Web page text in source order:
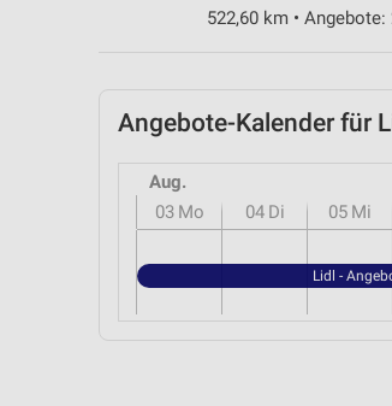
522,60 km •
Angebote-Kalender für
Aug.
03 Mo 04 Di 05 Mi
Lidl -